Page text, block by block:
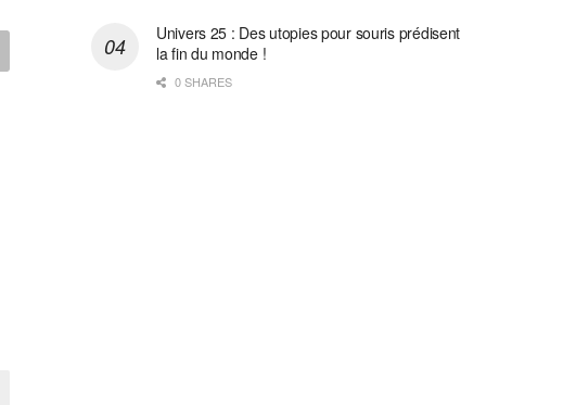
Univers 25 : Des utopies pour souris prédisent
la fin du monde !
0 SHARES